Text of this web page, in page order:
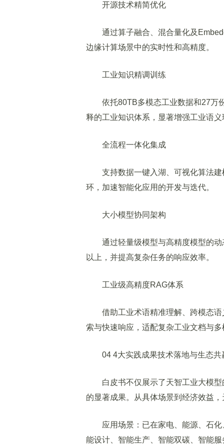
开源技术精简优化
通过算子融合、混合量化及
边缘计算场景中的实时性和高精度。
工业知识精调训练
依托80TB多模态工业数据和27万份
释的工业知识体系，显著增强工业语
全流程一体化集成
支持数据一键入湖、可视化算法建
环，加速智能化应用的开发与迭代。
大小模型协同架构
通过轻量级模型与高精度模型的动
以上，并提高复杂任务的响应效率。
工业级高精度RAG体系
借助工业术语精准理解、跨模态语
索与快速响应，适配复杂工业文档与
04 4大实践成果技术落地与生态共
白皮书不仅展示了天智工业大模型
的显著成果。从具体场景到经济效益
应用场景：已在家电、能源、石化
能设计、智能生产、智能双碳、智能